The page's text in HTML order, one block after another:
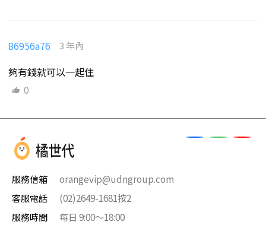
86956a76 3 年內
夠有錢就可以一起住
0
服務信箱
orangevip@udngroup.com
客服電話
(02)2649-1681按2
服務時間
每日 9:00～18:00